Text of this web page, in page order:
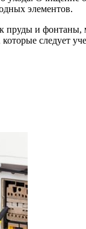
элементов.
пруды и
следует